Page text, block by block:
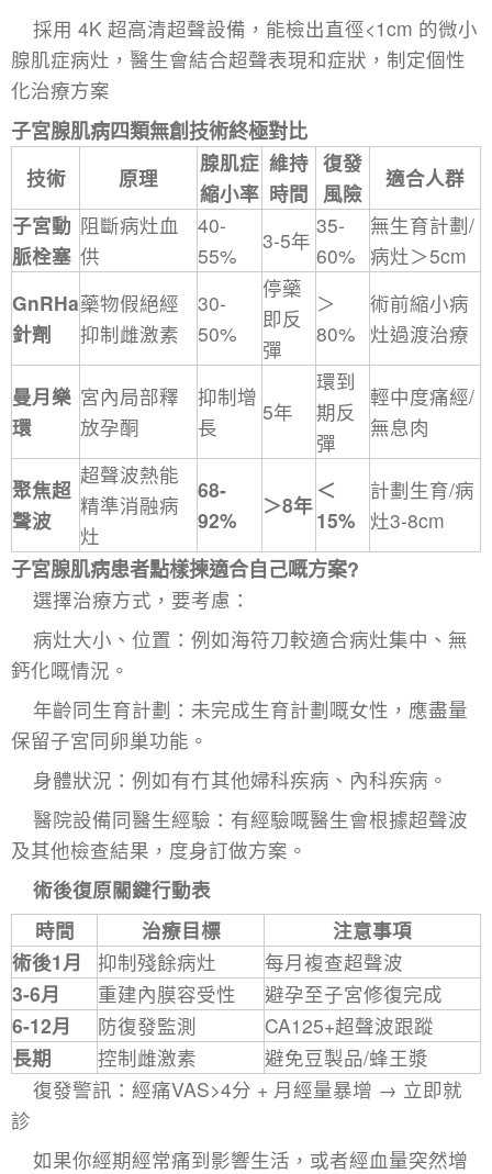
採用 4K 超高清超聲設備，能檢出直徑<1cm 的微小
腺肌症病灶，醫生會結合超聲表現和症狀，制定個性
化治療方案
子宮腺肌病四類無創技術終極對比
技術 原理
腺肌症
縮小率
維持
時間
復發
風險
適合人群
子宮動
脈栓塞
阻斷病灶血
供
40-
55%
3-5年
35-
60%
無生育計劃/
病灶＞5cm
GnRHa
針劑
藥物假絕經
抑制雌激素
30-
50%
停藥
即反
彈
＞
80%
術前縮小病
灶過渡治療
曼月樂
環
宮內局部釋
放孕酮
抑制增
長
5年
環到
期反
彈
輕中度痛經/
無息肉
聚焦超
聲波
超聲波熱能
精準消融病
灶
68-
92%
＞8年
＜
15%
計劃生育/病
灶3-8cm
子宮腺肌病患者點樣揀適合自己嘅方案?
選擇治療方式，要考慮：
病灶大小、位置：例如海符刀較適合病灶集中、無
鈣化嘅情況。
年齡同生育計劃：未完成生育計劃嘅女性，應盡量
保留子宮同卵巢功能。
身體狀況：例如有冇其他婦科疾病、內科疾病。
醫院設備同醫生經驗：有經驗嘅醫生會根據超聲波
及其他檢查結果，度身訂做方案。
術後復原關鍵行動表
時間
治療目標
注意事項
術後1月
抑制殘餘病灶
每月複查超聲波
3-6月
重建內膜容受性
避孕至子宮修復完成
6-12月
防復發監測
CA125+超聲波跟蹤
長期
控制雌激素
避免豆製品/蜂王漿
復發警訊：經痛VAS>4分 + 月經量暴增 → 立即就
診
如果你經期經常痛到影響生活，或者經血量突然增